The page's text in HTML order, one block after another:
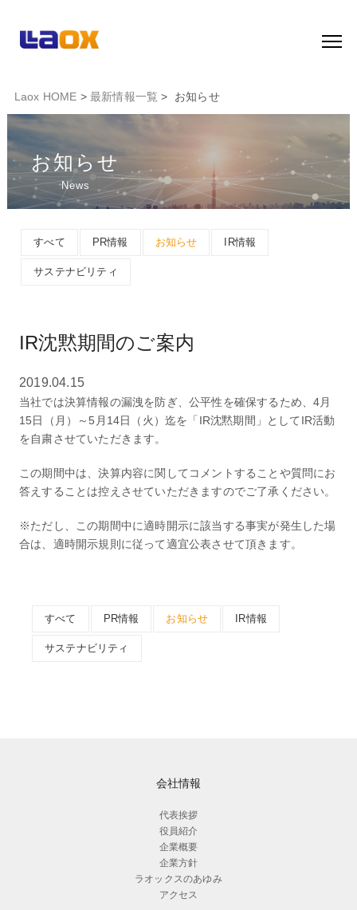
Laox HOME > 最新情報一覧 > お知らせ
お知らせ
News
すべて PR情報 お知らせ IR情報
サステナビリティ
IR沈黙期間のご案内
2019.04.15
当社では決算情報の漏洩を防ぎ、公平性を確保するため、4月
15日（月）～5月14日（火）迄を「IR沈黙期間」としてIR活動
を自粛させていただきます。
この期間中は、決算内容に関してコメントすることや質問にお
答えすることは控えさせていただきますのでご了承ください。
※ただし、この期間中に適時開示に該当する事実が発生した場
合は、適時開示規則に従って適宜公表させて頂きます。
すべて PR情報 お知らせ IR情報
サステナビリティ
会社情報
代表挨拶
役員紹介
企業概要
企業方針
ラオックスのあゆみ
アクセス